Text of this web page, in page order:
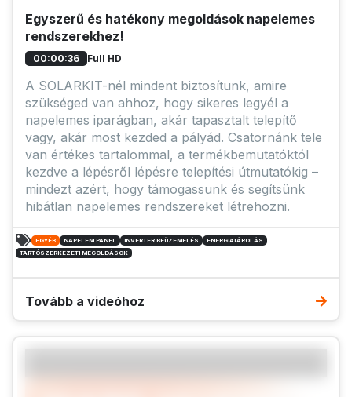
Egyszerű és hatékony megoldások napelemes
rendszerekhez!
00:00:36 Full HD
A SOLARKIT-nél mindent biztosítunk, amire
szükséged van ahhoz, hogy sikeres legyél a
napelemes iparágban, akár tapasztalt telepítő
vagy, akár most kezded a pályád. Csatornánk tele
van értékes tartalommal, a termékbemutatóktól
kezdve a lépésről lépésre telepítési útmutatókig –
mindezt azért, hogy támogassunk és segítsünk
hibátlan napelemes rendszereket létrehozni.
EGYÉB NAPELEM PANEL INVERTER BEÜZEMELÉS
ENERGIATÁROLÁS
TARTÓSZERKEZETI MEGOLDÁSOK
Tovább a videóhoz